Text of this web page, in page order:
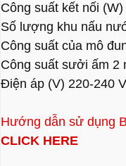
Công suất kết nối
Số lượng khu nấu
Công suất của mô
Công suất sưởi ấm 2
Điện áp (V) 220-240 V
Hướng dẫn sử dụng
CLICK HERE